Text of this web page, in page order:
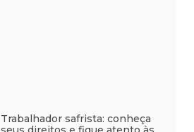
Trabalhador safrista: conheça